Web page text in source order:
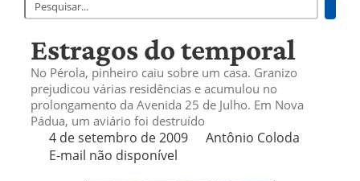
Estragos do temporal
No Pérola, pinheiro caiu sobre um casa. Granizo
prejudicou várias residências e acumulou no
prolongamento da Avenida 25 de Julho. Em Nova
Pádua, um aviário foi destruído
4 de setembro de 2009
Antônio Coloda
E-mail não disponível